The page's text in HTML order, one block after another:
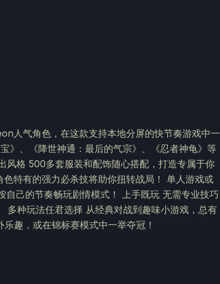
人气角色，在这款支持本地分屏的快节奏游戏中一
》、《降世神通：最后的气宗》、《忍者神龟》等
格 500多套服装和配饰随心搭配，打造专属于你
特有的强力必杀技将助你扭转战局！ 单人游戏或
自己的节奏畅玩剧情模式！ 上手既玩 无需专业技巧
多种玩法任君选择 从经典对战到趣味小游戏，总有
趣，或在锦标赛模式中一举夺冠！